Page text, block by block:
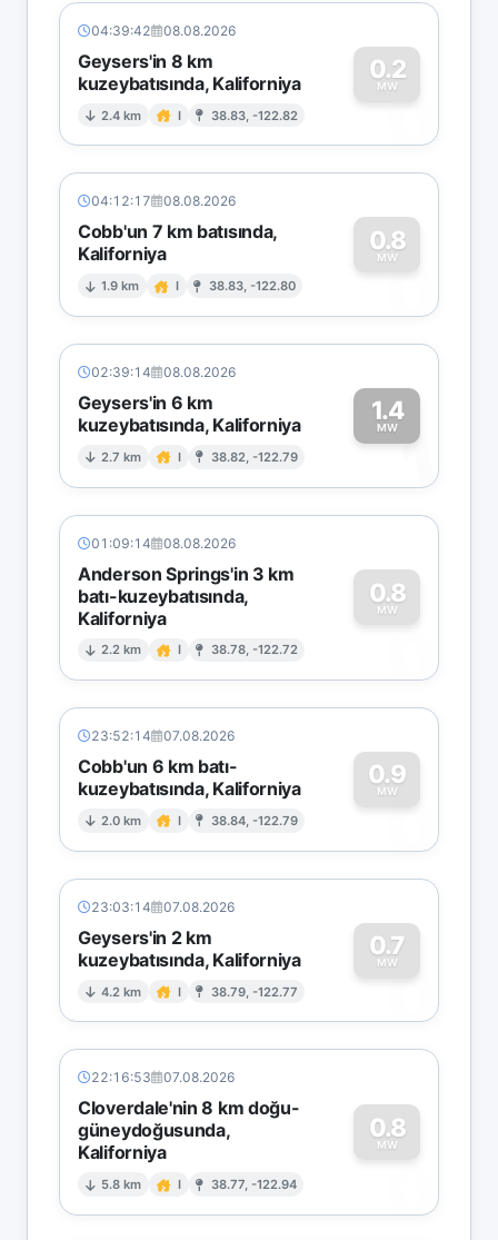
04:39:42 08.08.2026
Geysers'in 8 km
kuzeybatısında, Kaliforniya
2.4 km I 38.83, -122.82
0.2
MW
0
04:12:17 08.08.2026
Cobb'un 7 km batısında,
Kaliforniya
1.9 km I 38.83, -122.80
0.8
MW
0
02:39:14 08.08.2026
Geysers'in 6 km
kuzeybatısında, Kaliforniya
2.7 km I 38.82, -122.79
1.4
MW1
01:09:14 08.08.2026
Anderson Springs'in 3 km
batı-kuzeybatısında,
Kaliforniya
2.2 km I 38.78, -122.72
0.8
MW
0
23:52:14 07.08.2026
Cobb'un 6 km batı-
kuzeybatısında, Kaliforniya
2.0 km I 38.84, -122.79
0.9
MW
0
23:03:14 07.08.2026
Geysers'in 2 km
kuzeybatısında, Kaliforniya
4.2 km I 38.79, -122.77
0.7
MW
0
22:16:53 07.08.2026
Cloverdale'nin 8 km doğu-
güneydoğusunda,
Kaliforniya
5.8 km I 38.77, -122.94
0.8
MW
0